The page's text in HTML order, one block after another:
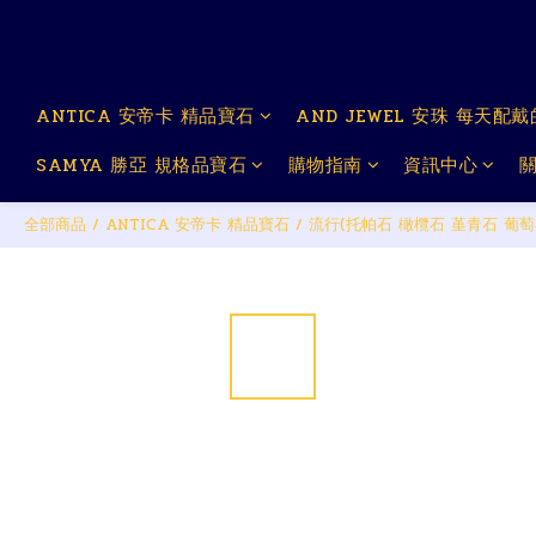
ANTICA 安帝卡 精品寶石
AND JEWEL 安珠 每天配戴
SAMYA 勝亞 規格品寶石
購物指南 資訊中心
全部商品 / ANTICA 安帝卡 精品寶石 / 流行(托帕石 橄欖石 堇青石 葡